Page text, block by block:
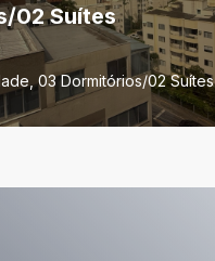
02 Suítes
03 Dormitórios/02 Suítes